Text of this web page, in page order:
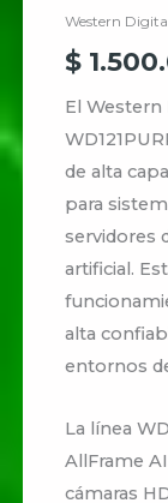
Western
$
ElWestern
de alta
para
servidores
artificial.
alta
entornos
La línea
AllFrame
cámaras